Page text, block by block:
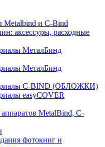
и C-Bind
аксессуры, расходные
МеталБинд
МеталБинд
C-BIND (ОБЛОЖКИ)
easyCOVER
MetalBind, C-
фотокниг и